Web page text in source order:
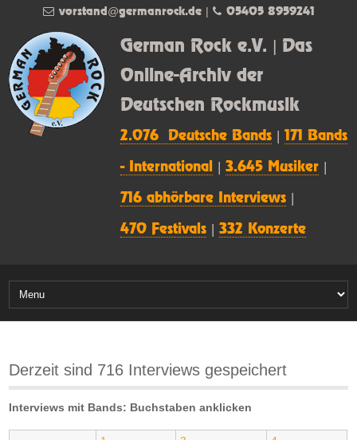
German Rock e.V. | Das
Online-Archiv der
Deutschen Rockmusik
2.076 Deutsche Bands |171 Bands
- International |3.645 Musiker
716 abhörbare Interviews
470 Festivals |332 Konzerte
vorstand@germanrock.de| 05405 8959241
Derzeit sind 716 Interviews gespeichert
Interviews mit Bands: Buchstaben anklicken